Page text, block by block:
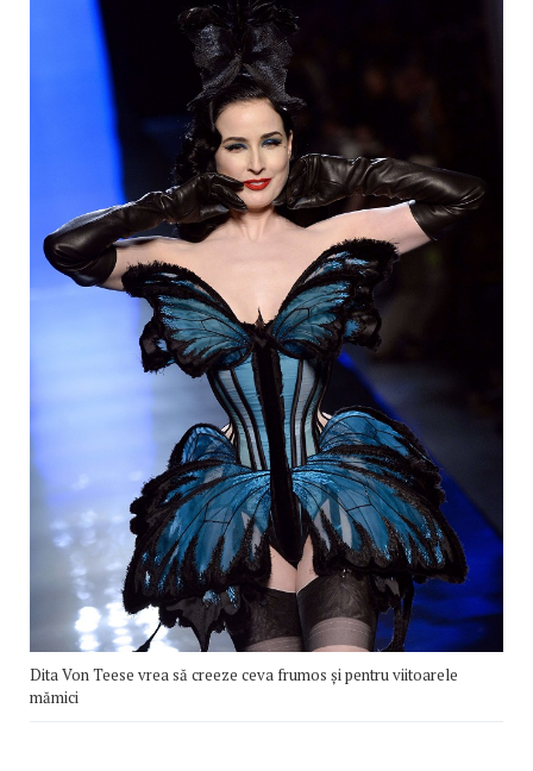
Dita Von Teese vrea să creeze ceva frumos și pentru viitoarele
mămici